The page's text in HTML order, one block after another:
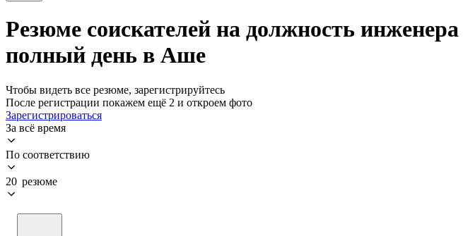
Резюме соискателей на должность
полный день в Аше
Чтобы видеть все резюме, зарегистрируйтесь
После регистрации покажем ещё 2 и откроем фото
Зарегистрироваться
За всё время
По соответствию
20 резюме